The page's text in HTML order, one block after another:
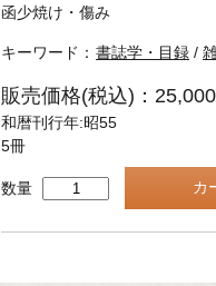
函少焼け・傷み
キーワード： 書誌学・目録 /
販売価格(税込)：
和暦刊行年:昭55
5冊
数量